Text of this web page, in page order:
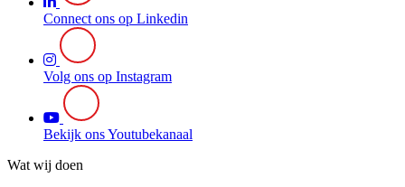
Connect ons op Linkedin
Volg ons op Instagram
Bekijk ons Youtubekanaal
Wat wij doen